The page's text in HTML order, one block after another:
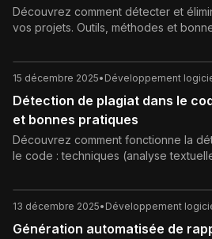
Découvrez comment détecter et
vos projets. Outils, méthodes et
complet 2026.
15 décembre 2025• Développement
Détection de plagiat dans le
et bonnes pratiques
Découvrez comment fonctionne la
le code : techniques (analyse
pour les développeurs et les
13 décembre 2025• Développement
Génération automatisée de